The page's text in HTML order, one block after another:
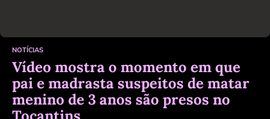
NOTÍCIAS
Vídeo mostra o momento em que
pai e madrasta suspeitos de matar
menino de 3 anos são presos no